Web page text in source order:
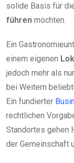
solide Basis für
führen möchten.
Ein
einem eigenen
jedoch mehr als
bei Weitem
Ein fundierter
rechtlichen
Standortes gehen
der Gemeinschaft